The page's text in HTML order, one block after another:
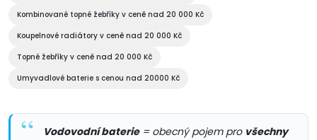
v
k
y
v
Kombinované topné žebříky v ceně nad 20 000 Kč
Koupelnové radiátory v ceně nad 20 000 Kč
Topné žebříky v ceně nad 20 000 Kč
Umyvadlové baterie s cenou nad 20000 Kč
Vodovodní baterie= obecný pojem pro všechny